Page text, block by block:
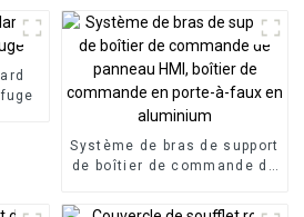
efficacité pour centre
d'usinage CNC
Système de bras de support
de boîtier de commande de
commande en porte-à-faux